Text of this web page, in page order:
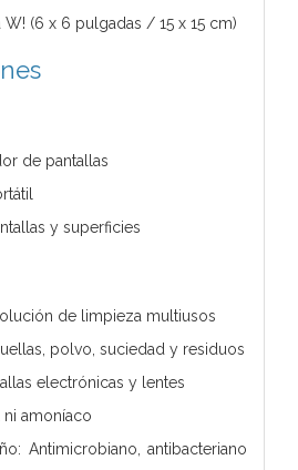
(6 x 6 pulgadas / 15 x 15 cm)
de pantallas
y superficies
de limpieza multiusos
polvo, suciedad y residuos
electrónicas y lentes
ni amoníaco
Antimicrobiano, antibacteriano